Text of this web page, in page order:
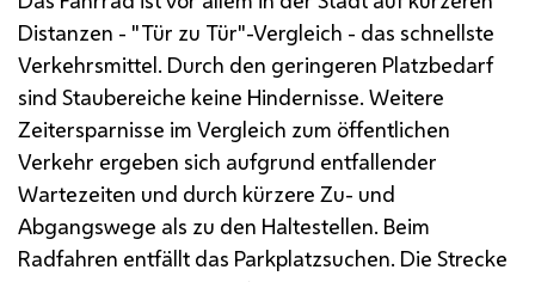
Distanzen - "Tür zu Tür"-Vergleich - das schnellste
Verkehrsmittel. Durch den geringeren Platzbedarf
sind Staubereiche keine Hindernisse. Weitere
Zeitersparnisse im Vergleich zum öffentlichen
Verkehr ergeben sich aufgrund entfallender
Wartezeiten und durch kürzere Zu- und
Abgangswege als zu den Haltestellen. Beim
Radfahren entfällt das Parkplatzsuchen. Die Strecke